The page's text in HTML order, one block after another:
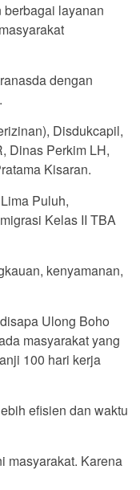
layanan
dengan
Disdukcapil,
Dinas Perkim LH,
Kisaran.
Puluh,
Kelas II TBA
kenyamanan,
Ulong Boho
masyarakat yang
100 hari kerja
efisien dan waktu
masyarakat. Karena